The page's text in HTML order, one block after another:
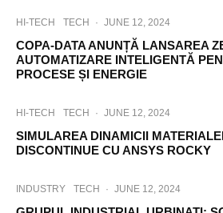
HI-TECH TECH · JUNE 12, 2024
COPA-DATA ANUNȚĂ LANSAREA
AUTOMATIZARE INTELIGENTĂ
PROCESE ȘI ENERGIE
HI-TECH TECH · JUNE 12, 2024
SIMULAREA DINAMICII
DISCONTINUE CU ANSYS ROCKY
INDUSTRY TECH · JUNE 12, 2024